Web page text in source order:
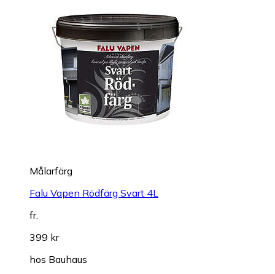
Målarfärg
Falu Vapen Rödfärg Svart 4L
fr.
399 kr
hos Bauhaus